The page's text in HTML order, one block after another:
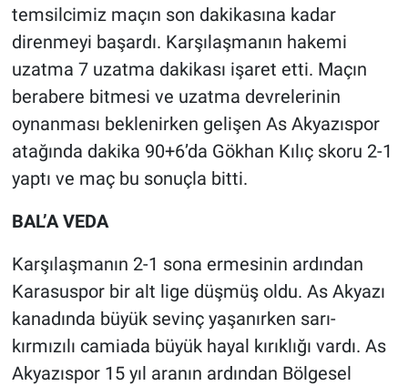
temsilcimiz maçın son dakikasına kadar
direnmeyi başardı. Karşılaşmanın hakemi
uzatma 7 uzatma dakikası işaret etti. Maçın
berabere bitmesi ve uzatma devrelerinin
oynanması beklenirken gelişen As Akyazıspor
atağında dakika 90+6’da Gökhan Kılıç skoru 2-1
yaptı ve maç bu sonuçla bitti.
BAL’A VEDA
Karşılaşmanın 2-1 sona ermesinin ardından
Karasuspor bir alt lige düşmüş oldu. As Akyazı
kanadında büyük sevinç yaşanırken sarı-
kırmızılı camiada büyük hayal kırıklığı vardı. As
Akyazıspor 15 yıl aranın ardından Bölgesel